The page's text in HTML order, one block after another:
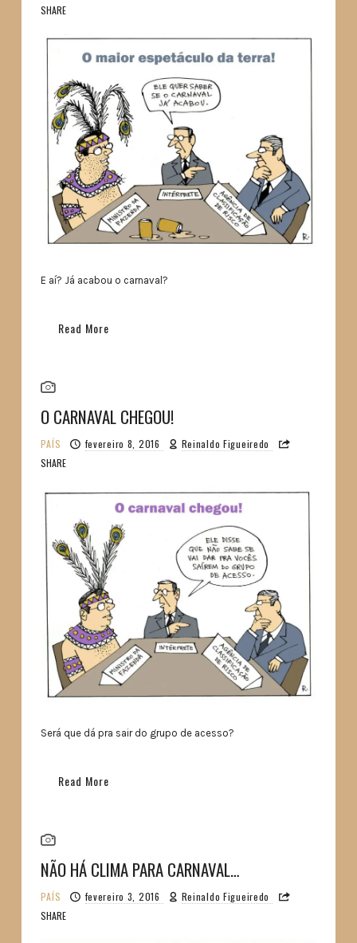
SHARE
E aí? Já acabou o carnaval?
Read More
O CARNAVAL CHEGOU!
PAÍS fevereiro 8, 2016
Reinaldo Figueiredo
SHARE
Será que dá pra sair do grupo de acesso?
Read More
NÃO HÁ CLIMA PARA CARNAVAL…
PAÍS fevereiro 3, 2016
Reinaldo Figueiredo
SHARE